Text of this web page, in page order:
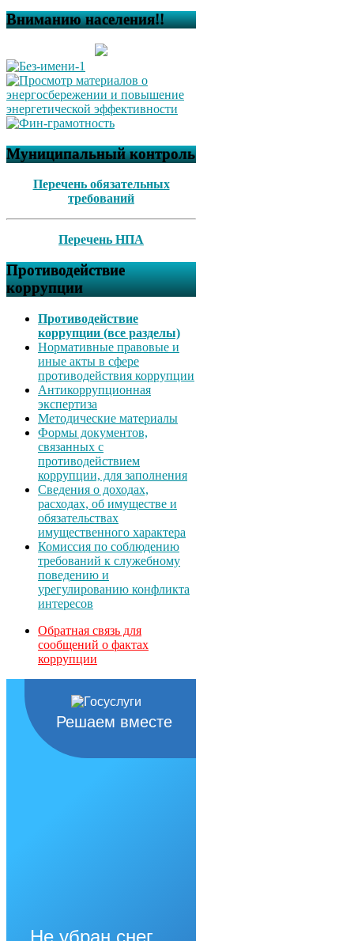
Вниманию населения!!
Муниципальный контроль
Перечень обязательных
требований
Перечень НПА
Противодействие
коррупции
Противодействие
коррупции (все разделы)
Нормативные правовые и
иные акты в сфере
противодействия коррупции
Антикоррупционная
экспертиза
Методические материалы
Формы документов,
связанных с
противодействием
коррупции, для заполнения
Сведения о доходах,
расходах, об имуществе и
обязательствах
имущественного характера
Комиссия по соблюдению
требований к служебному
поведению и
урегулированию конфликта
интересов
Обратная связь для
сообщений о фактах
коррупции
Решаем вместе
Не убран снег,